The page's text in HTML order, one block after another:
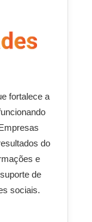
fortalece a
do
e
de
sociais.